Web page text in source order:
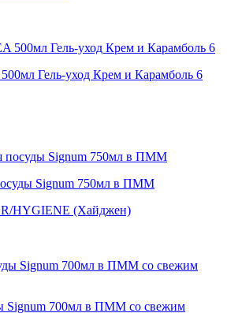
Гель-уход Крем и Карамболь 6
Signum 750мл в ПММ
HYGIENE (Хайджен)
Signum 700мл в ПММ со свежим